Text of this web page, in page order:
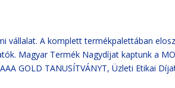
vállalat. A komplett termékpalettában
Magyar Termék Nagydíjat kaptunk a
GOLD TANUSÍTVÁNYT, Üzleti Etikai